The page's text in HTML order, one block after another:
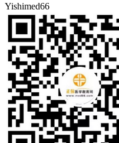
Yishimed66